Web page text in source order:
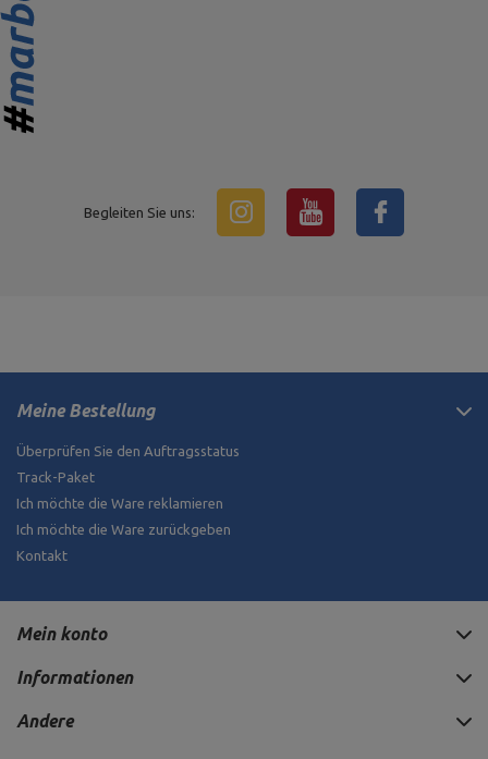
Begleiten Sie uns:
Meine Bestellung
Überprüfen Sie den Auftragsstatus
Track-Paket
Ich möchte die Ware reklamieren
Ich möchte die Ware zurückgeben
Kontakt
Mein konto
Informationen
Andere